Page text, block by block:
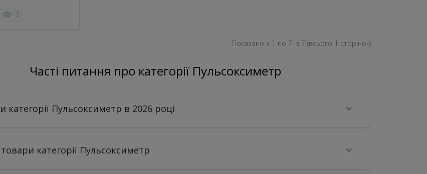
Показано з 1 по 7 із 7 (всього 1 сторінок)
Часті питання про категорії Пульсоксиметр
категорії Пульсоксиметр в 2026 році
категорії Пульсоксиметр